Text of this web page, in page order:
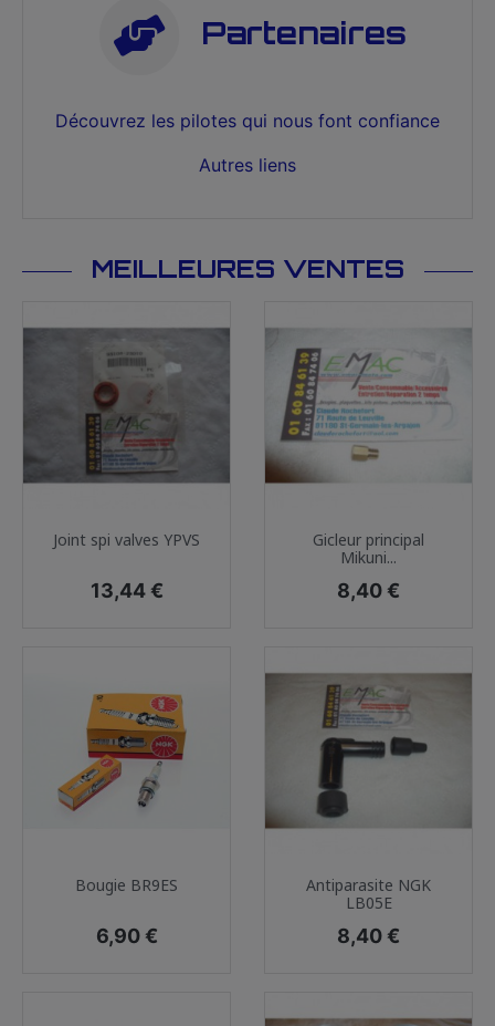
Partenaires
Découvrez les pilotes qui nous font confiance
Autres liens
MEILLEURES VENTES
Joint spi valves YPVS
Prix
13,44 €
Gicleur principal
Mikuni...
Prix
8,40 €
Bougie BR9ES
Prix
6,90 €
Antiparasite NGK
LB05E
Prix
8,40 €